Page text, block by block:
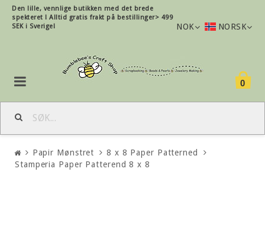
Den lille, vennlige butikken med det brede
spekteret ! Alltid gratis frakt på bestillinger> 499
SEK i Sverige!
NOK NORSK
0
Papir Mønstret
8 x 8 Paper Patterned
Stamperia Paper Patterend 8 x 8